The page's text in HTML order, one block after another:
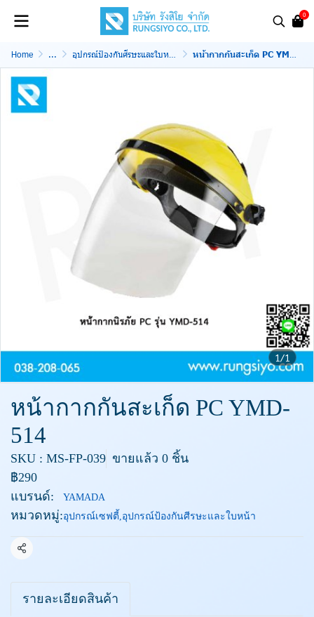
0
Home ... อุปกรณ์ป้องกันศีรษะและใบหน้า หน้ากากกันสะเก็ด PC YMD-514
1/1
หน้ากากกันสะเก็ด PC YMD-
514
SKU : MS-FP-039 ขายแล้ว 0 ชิ้น
฿290
แบรนด์:
YAMADA
หมวดหมู่:อุปกรณ์เซฟตี้,อุปกรณ์ป้องกันศีรษะและใบหน้า
แชร์
รายละเอียดสินค้า